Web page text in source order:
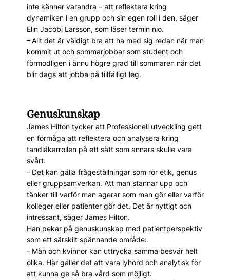
inte känner varandra – att reflektera kring
dynamiken i en grupp och sin egen roll i den, säger
Elin Jacobi Larsson, som läser termin nio.
– Allt det är väldigt bra att ha med sig redan när man
kommit ut och sommarjobbar som student och
förmodligen i ännu högre grad till sommaren när det
blir dags att jobba på tillfälligt leg.
Genuskunskap
James Hilton tycker att Professionell utveckling gett
en förmåga att reflektera och analysera kring
tandläkarrollen på ett sätt som annars skulle vara
svårt.
– Det kan gälla frågeställningar som rör etik, genus
eller gruppsamverkan. Att man stannar upp och
tänker till varför man agerar som man gör eller varför
kolleger eller patienter gör det. Det är nyttigt och
intressant, säger James Hilton.
Han pekar på genuskunskap med patientperspektiv
som ett särskilt spännande område:
– Män och kvinnor kan uttrycka samma besvär helt
olika. Här gäller det att vara lyhörd och analytisk för
att kunna ge så bra vård som möjligt.